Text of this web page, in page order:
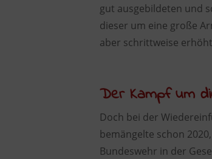
gut ausgebildeten und
dieser um eine große
aber schrittweise
Der Kampf um
Doch bei der
bemängelte schon
Bundeswehr in der